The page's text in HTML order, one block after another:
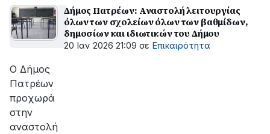
Δήμος Πατρέων: Αναστολή λειτουργίας
όλων των σχολείων όλων των βαθμίδων,
δημοσίων και ιδιωτικών του Δήμου
20 Ιαν 2026 21:09 σε Επικαιρότητα
Ο Δήμος
Πατρέων
προχωρά
στην
αναστολή